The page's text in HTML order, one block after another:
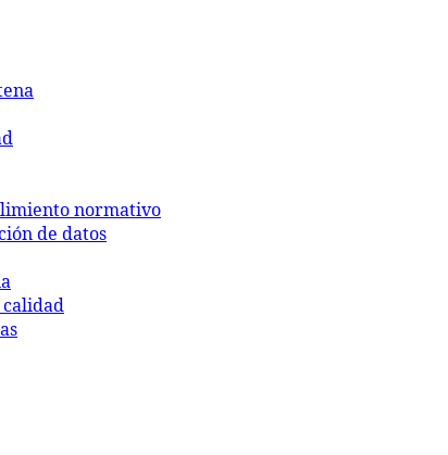
normativo
de datos
calidad